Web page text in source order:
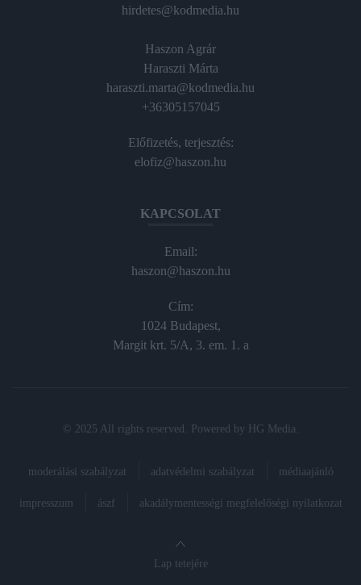
hirdetes@kodmedia.hu
Haszon Agrár
Haraszti Márta
haraszti.marta@kodmedia.hu
+36305157045
Előfizetés, terjesztés:
elofiz@haszon.hu
KAPCSOLAT
Email:
haszon@haszon.hu
Cím:
1024 Budapest,
Margit krt. 5/A, 3. em. 1. a
© 2025 All rights reserved. Powered by HG Media
moderálási szabályzat adatvédelmi szabályzat médiaajánló
impresszum ászf akadálymentességi megfelelőségi nyilatkozat
Lap tetejére